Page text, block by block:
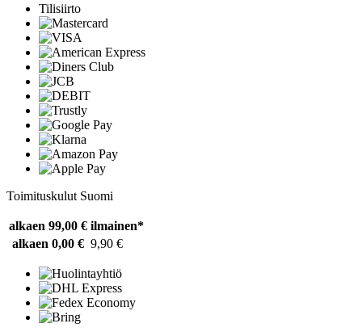
Tilisiirto
Toimituskulut Suomi
alkaen 99,00 € ilmainen*
alkaen 0,00 € 9,90 €